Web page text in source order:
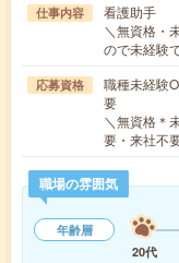
仕事内容
看護助手
＼無資格・
ので未経験
応募資格
職種未経験
要
＼無資格＊
要・来社不
職場の雰囲気
年齢層
20代